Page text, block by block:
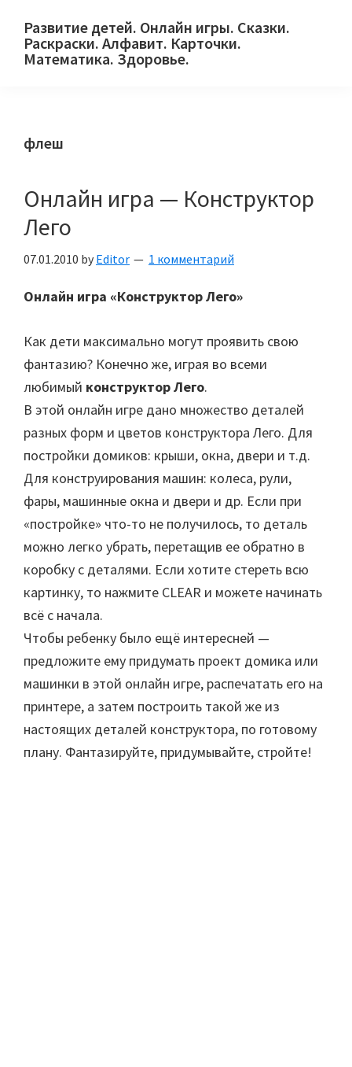
primary
main
primary
Развитие детей. Онлайн игры. Сказки.
Раскраски. Алфавит. Карточки.
Математика. Здоровье.
и
родителей.
флеш
Онлайн игра — Конструктор
Лего
07.01.2010 by Editor 1 комментарий
Онлайн игра «Конструктор Лего»
Как дети максимально могут проявить свою
фантазию? Конечно же, играя во всеми
любимый конструктор Лего.
В этой онлайн игре дано множество деталей
разных форм и цветов конструктора Лего. Для
постройки домиков: крыши, окна, двери и т.д.
Для конструирования машин: колеса, рули,
фары, машинные окна и двери и др. Если при
«постройке» что-то не получилось, то деталь
можно легко убрать, перетащив ее обратно в
коробку с деталями. Если хотите стереть всю
картинку, то нажмите CLEAR и можете начинать
всё с начала.
Чтобы ребенку было ещё интересней —
предложите ему придумать проект домика или
машинки в этой онлайн игре, распечатать его на
принтере, а затем построить такой же из
настоящих деталей конструктора, по готовому
плану. Фантазируйте, придумывайте, стройте!